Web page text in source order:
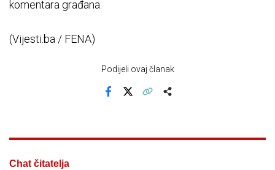
komentara građana.
(Vijesti.ba / FENA)
Podijeli ovaj članak
Chat čitatelja